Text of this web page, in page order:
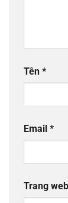
Tên *
Email *
Trang web